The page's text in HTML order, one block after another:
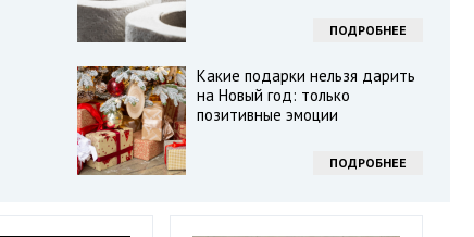
ПОДРОБНЕЕ
Какие подарки нельзя дарить
на Новый год: только
позитивные эмоции
ПОДРОБНЕЕ